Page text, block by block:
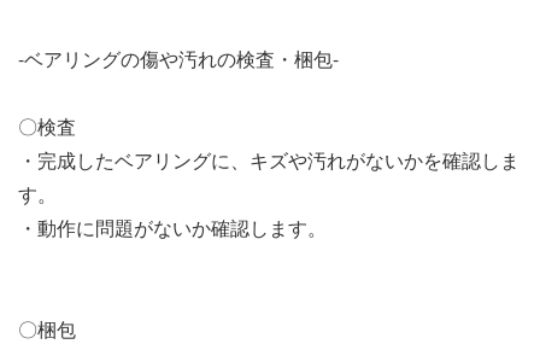
-ベアリングの傷や汚れの検査・梱包-
〇検査
・完成したベアリングに、キズや汚れがないかを確認しま
す。
・動作に問題がないか確認します。
〇梱包